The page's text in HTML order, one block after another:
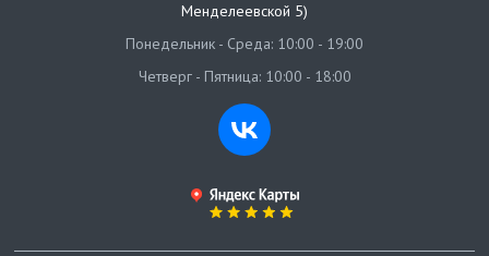
Менделеевской 5)
Понедельник - Среда: 10:00 - 19:00
Четверг - Пятница: 10:00 - 18:00